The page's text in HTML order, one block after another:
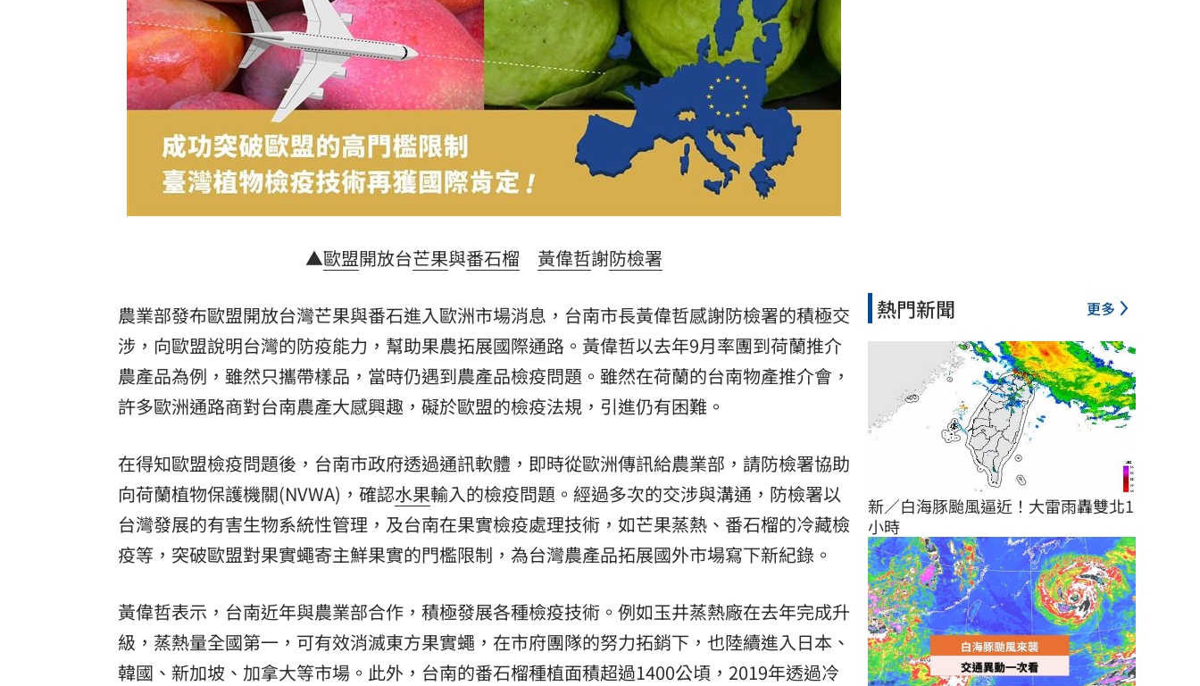
「拍片人的多重宇宙」職涯論壇9/12登場！ 10:30
8國球員齊聚高雄 Formosa 7s掀足球熱潮 10:00
理想混蛋號召粉絲跨海追星吃美食！ 18:15
▲歐盟開放台芒果與番石榴 黃偉哲謝防檢署
農業部發布歐盟開放台灣芒果與番石進入歐洲市場消息，台南市長黃偉哲感謝防檢署的積極交
涉，向歐盟說明台灣的防疫能力，幫助果農拓展國際通路。黃偉哲以去年9月率團到荷蘭推介
農產品為例，雖然只攜帶樣品，當時仍遇到農產品檢疫問題。雖然在荷蘭的台南物產推介會，
許多歐洲通路商對台南農產大感興趣，礙於歐盟的檢疫法規，引進仍有困難。
在得知歐盟檢疫問題後，台南市政府透過通訊軟體，即時從歐洲傳訊給農業部，請防檢署協助
向荷蘭植物保護機關(NVWA)，確認水果輸入的檢疫問題。經過多次的交涉與溝通，防檢署以
台灣發展的有害生物系統性管理，及台南在果實檢疫處理技術，如芒果蒸熱、番石榴的冷藏檢
疫等，突破歐盟對果實蠅寄主鮮果實的門檻限制，為台灣農產品拓展國外市場寫下新紀錄。
黃偉哲表示，台南近年與農業部合作，積極發展各種檢疫技術。例如玉井蒸熱廠在去年完成升
級，蒸熱量全國第一，可有效消滅東方果實蠅，在市府團隊的努力拓銷下，也陸續進入日本、
韓國、新加坡、加拿大等市場。此外，台南的番石榴種植面積超過1400公頃，2019年透過冷
熱門新聞 更多
新／白海豚颱風逼近！大雷雨轟雙北1
小時